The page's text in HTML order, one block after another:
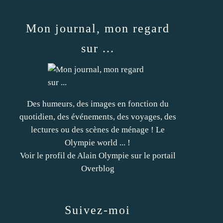
Mon journal, mon regard
sur ...
Des humeurs, des images en fonction du
quotidien, des événements, des voyages, des
lectures ou des scènes de ménage ! Le
Olympie world ... !
Voir le profil de Alain Olympie sur le portail
Overblog
Suivez-moi